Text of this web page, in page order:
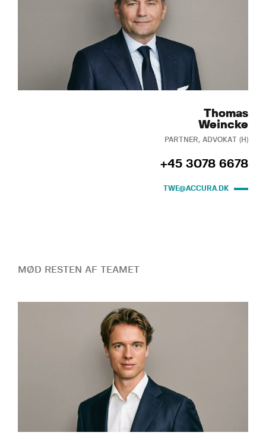
Thomas
Weincke
PARTNER, ADVOKAT (H)
+45 3078 6678
TWE@ACCURA.DK
MØD RESTEN AF TEAMET